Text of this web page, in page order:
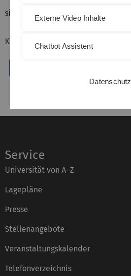
siehe
Kontakt:
Service
Universität von A–Z
Lagepläne
Presse
Stellenangebote
Veranstaltungskalender
Telefonverzeichnis
Externe Video Inhalte
Chatbot Assistent
Datenschutz